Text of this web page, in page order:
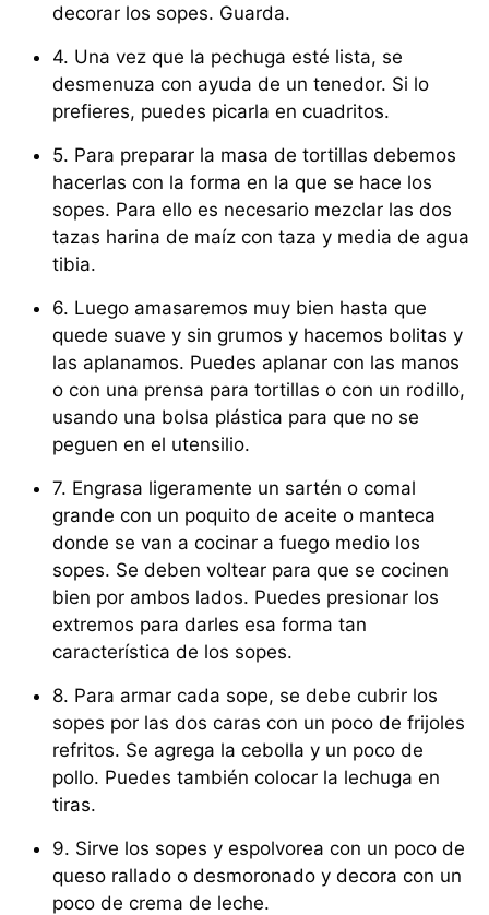
decorar los sopes. Guarda.
4. Una vez que la pechuga esté lista, se
desmenuza con ayuda de un tenedor. Si lo
prefieres, puedes picarla en cuadritos.
5. Para preparar la masa de tortillas debemos
hacerlas con la forma en la que se hace los
sopes. Para ello es necesario mezclar las dos
tazas harina de maíz con taza y media de agua
tibia.
6. Luego amasaremos muy bien hasta que
quede suave y sin grumos y hacemos bolitas y
las aplanamos. Puedes aplanar con las manos
o con una prensa para tortillas o con un rodillo,
usando una bolsa plástica para que no se
peguen en el utensilio.
7. Engrasa ligeramente un sartén o comal
grande con un poquito de aceite o manteca
donde se van a cocinar a fuego medio los
sopes. Se deben voltear para que se cocinen
bien por ambos lados. Puedes presionar los
extremos para darles esa forma tan
característica de los sopes.
8. Para armar cada sope, se debe cubrir los
sopes por las dos caras con un poco de frijoles
refritos. Se agrega la cebolla y un poco de
pollo. Puedes también colocar la lechuga en
tiras.
9. Sirve los sopes y espolvorea con un poco de
queso rallado o desmoronado y decora con un
poco de crema de leche.